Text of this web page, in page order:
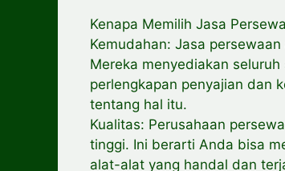
Kenapa Memilih Jasa
Kemudahan: Jasa
Mereka menyediakan
perlengkapan penyajian dan
tentang hal itu.
Kualitas: Perusahaan
tinggi. Ini berarti Anda bisa
alat-alat yang handal dan